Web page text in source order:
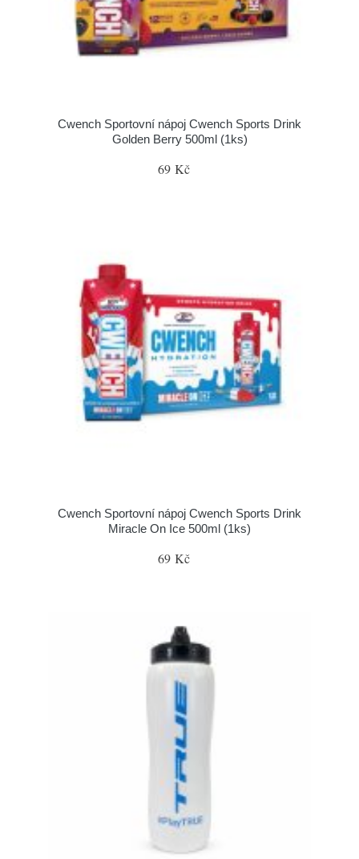
Cwench Sportovní nápoj Cwench Sports Drink
Golden Berry 500ml (1ks)
69 Kč
Cwench Sportovní nápoj Cwench Sports Drink
Miracle On Ice 500ml (1ks)
69 Kč